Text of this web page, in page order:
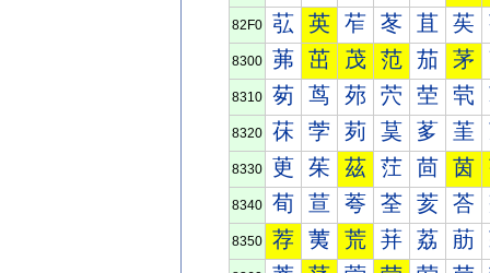
82F0 苰 英 苲 苳 苴 苵
8300 茀 茁 茂 范 茄 茅
8310 茐 茑 茒 茓 茔 茕
8320 茠 茡 茢 茣 茤 茥
8330 茰 茱 茲 茳 茴 茵
8340 荀 荁 荂 荃 荄 荅
8350 荐 荑 荒 荓 荔 荕